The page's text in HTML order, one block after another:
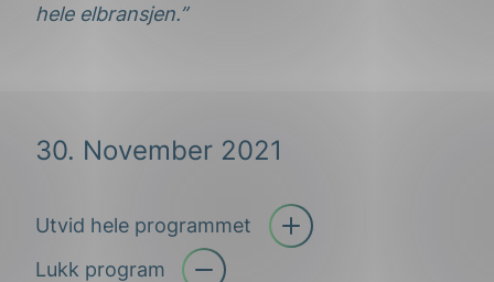
hele elbransjen.”
30. November 2021
Utvid hele programmet
Lukk program
Åpne trekkspill